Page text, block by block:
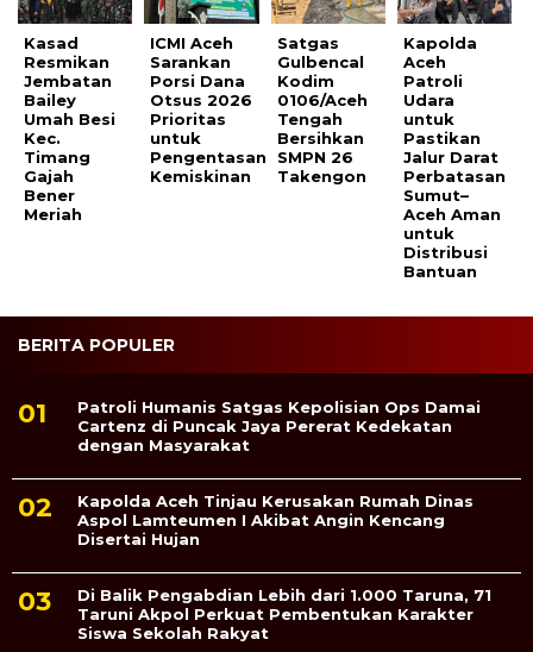
Kasad
Resmikan
Jembatan
Bailey
Umah Besi
Kec.
Timang
Gajah
Bener
Meriah
ICMI Aceh
Sarankan
Porsi Dana
Otsus 2026
Prioritas
untuk
Pengentasan
Kemiskinan
Satgas
Gulbencal
Kodim
0106/Aceh
Tengah
Bersihkan
SMPN 26
Takengon
Kapolda
Aceh
Patroli
Udara
untuk
Pastikan
Jalur Darat
Perbatasan
Sumut–
Aceh Aman
untuk
Distribusi
Bantuan
BERITA POPULER
Patroli Humanis Satgas Kepolisian Ops Damai
Cartenz di Puncak Jaya Pererat Kedekatan
dengan Masyarakat
Kapolda Aceh Tinjau Kerusakan Rumah Dinas
Aspol Lamteumen I Akibat Angin Kencang
Disertai Hujan
Di Balik Pengabdian Lebih dari 1.000 Taruna, 71
Taruni Akpol Perkuat Pembentukan Karakter
Siswa Sekolah Rakyat